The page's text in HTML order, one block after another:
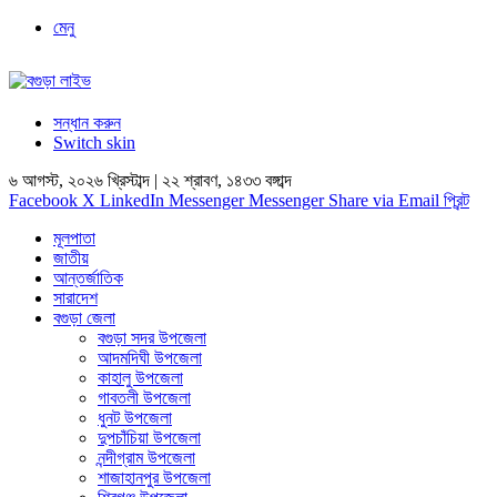
মেনু
সন্ধান করুন
Switch skin
৬ আগস্ট, ২০২৬ খ্রিস্টাব্দ | ২২ শ্রাবণ, ১৪৩৩ বঙ্গাব্দ
Facebook X LinkedIn Messenger Messenger Share via Email প্রিন্ট
মূলপাতা
জাতীয়
আন্তর্জাতিক
সারাদেশ
বগুড়া জেলা
বগুড়া সদর উপজেলা
আদমদিঘী উপজেলা
কাহালু উপজেলা
গাবতলী উপজেলা
ধুনট উপজেলা
দুপচাঁচিয়া উপজেলা
নন্দীগ্রাম উপজেলা
শাজাহানপুর উপজেলা